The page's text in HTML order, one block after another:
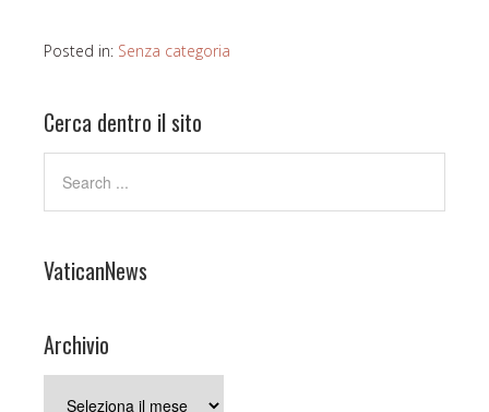
Posted in: Senza categoria
Cerca dentro il sito
VaticanNews
Archivio